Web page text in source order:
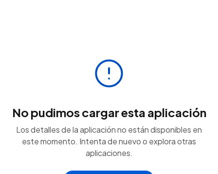
No pudimos cargar esta aplicación
Los detalles de la aplicación no están disponibles en
este momento. Intenta de nuevo o explora otras
aplicaciones.